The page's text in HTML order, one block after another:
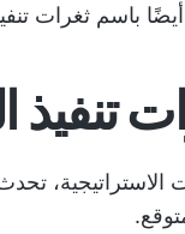
باسم ثغرات